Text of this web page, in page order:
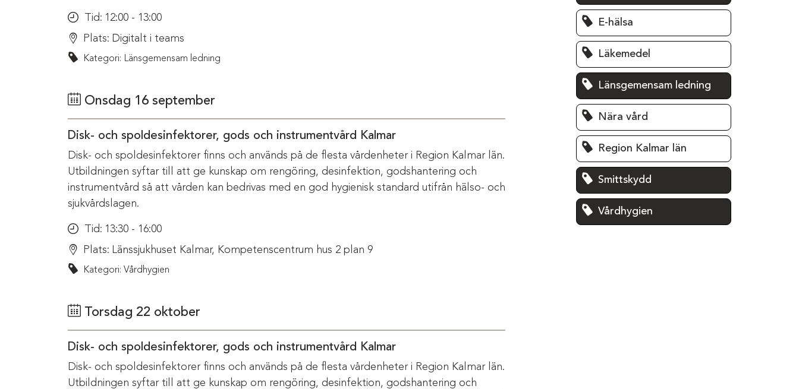
Tid: 12:00 - 13:00
Plats: Digitalt i teams
Kategori: Länsgemensam ledning
Onsdag 16 september
Disk- och spoldesinfektorer, gods och instrumentvård Kalmar
Disk- och spoldesinfektorer finns och används på de flesta vårdenheter i Region Kalmar län.
Utbildningen syftar till att ge kunskap om rengöring, desinfektion, godshantering och
instrumentvård så att vården kan bedrivas med en god hygienisk standard utifrån hälso- och
sjukvårdslagen.
Tid: 13:30 - 16:00
Plats: Länssjukhuset Kalmar, Kompetenscentrum hus 2 plan 9
Kategori: Vårdhygien
Torsdag 22 oktober
Disk- och spoldesinfektorer, gods och instrumentvård Kalmar
Disk- och spoldesinfektorer finns och används på de flesta vårdenheter i Region Kalmar län.
Utbildningen syftar till att ge kunskap om rengöring, desinfektion, godshantering och
E-hälsa
Läkemedel
Länsgemensam ledning
Nära vård
Region Kalmar län
Smittskydd
Vårdhygien